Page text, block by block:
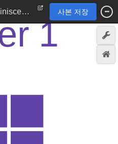
chomp game | nim-reminiscent 2d chocolate bar 사본 저장